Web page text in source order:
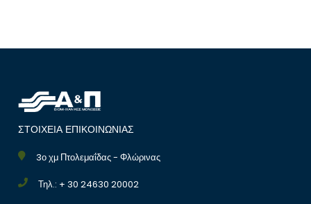
ΣΤΟΙΧΕΙΑ ΕΠΙΚΟΙΝΩΝΙΑΣ
3ο χμ Πτολεμαΐδας - Φλώρινας
Τηλ.: + 30 24630 20002